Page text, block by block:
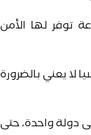
توفر لها الأمن
لا يعني بالضرورة
دولة واحدة، حتى